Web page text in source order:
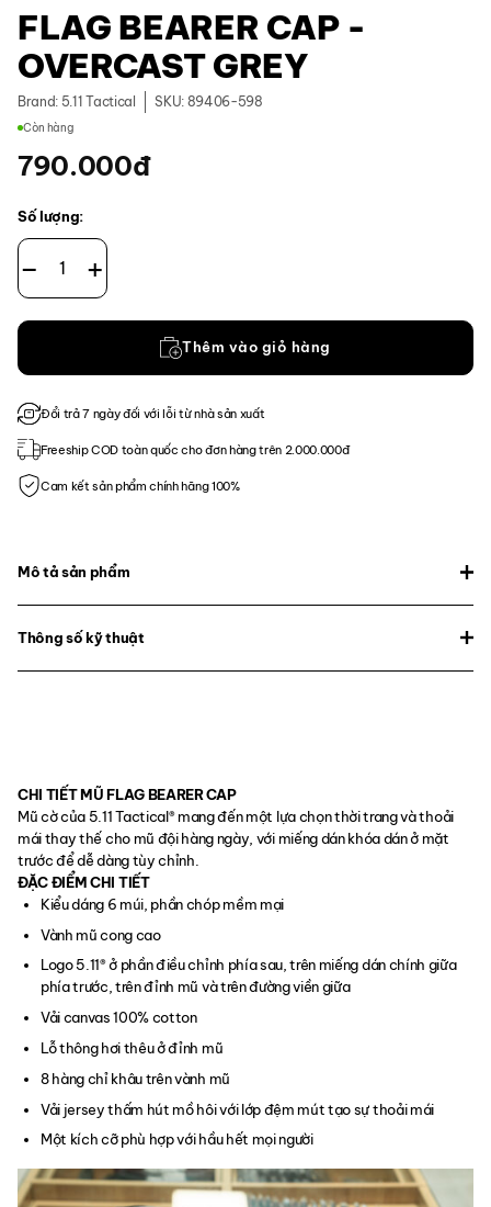
FLAG BEARER CAP -
OVERCAST GREY
Brand: 5.11 Tactical SKU: 89406-598
Còn hàng
790.000đ
Số lượng:
FLAG BEARER CAP - Overcast Grey số lượng
Thêm vào giỏ hàng
Đổi trả 7 ngày đối với lỗi từ nhà sản xuất
Freeship COD toàn quốc cho đơn hàng trên 2.000.000đ
Cam kết sản phẩm chính hãng 100%
Mô tả sản phẩm
Thông số kỹ thuật
CHI TIẾT MŨ FLAG BEARER CAP
Mũ cờ của 5.11 Tactical® mang đến một lựa chọn thời trang và thoải
mái thay thế cho mũ đội hàng ngày, với miếng dán khóa dán ở mặt
trước để dễ dàng tùy chỉnh.
ĐẶC ĐIỂM CHI TIẾT
Kiểu dáng 6 múi, phần chóp mềm mại
Vành mũ cong cao
Logo 5.11® ở phần điều chỉnh phía sau, trên miếng dán chính giữa
phía trước, trên đỉnh mũ và trên đường viền giữa
Vải canvas 100% cotton
Lỗ thông hơi thêu ở đỉnh mũ
8 hàng chỉ khâu trên vành mũ
Vải jersey thấm hút mồ hôi với lớp đệm mút tạo sự thoải mái
Một kích cỡ phù hợp với hầu hết mọi người